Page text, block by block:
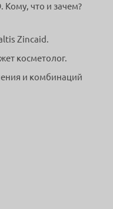
что и зачем?
Zincaid.
косметолог.
и комбинаций